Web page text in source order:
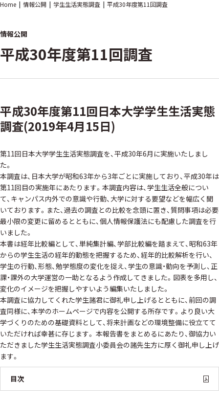
Home 情報公開 学生生活実態調査 平成30年度第11回調査
情報公開
平成30年度第11回調査
平成30年度第11回日本大学学生生活実態
調査(2019年4月15日)
第11回日本大学学生生活実態調査を、平成30年6月に実施いたしまし
た。
本調査は、日本大学が昭和63年から3年ごとに実施しており、平成30年は
第11回目の実施年にあたります。本調査内容は、学生生活全般につい
て、キャンパス内外での意識や行動、大学に対する要望などを幅広く聞
いております。また、過去の調査との比較を念頭に置き、質問事項は必要
最小限の変更に留めるとともに、個人情報保護法にも配慮した調査を行
いました。
本書は経年比較編として、単純集計編、学部比較編を踏まえて、昭和63年
からの学生生活の経年的動態を把握するため、経年的比較解析を行い、
学生の行動、形態、勉学態度の変化を捉え、学生の意識・動向を予測し、正
課・課外の大学運営の一助となるよう作成してきました。図表を多用し、
変化のイメージを把握しやすいよう編集いたしました。
本調査に協力してくれた学生諸君に御礼申し上げるとともに、前回の調
査同様に、本学のホームページで内容を公開する所存です。より良い大
学づくりのための基礎資料として、将来計画などの環境整備に役立てて
いただければ幸甚に存じます。 本報告書をまとめるにあたり、御協力い
ただきました学生生活実態調査小委員会の諸先生方に厚く御礼申し上げ
ます。
目次